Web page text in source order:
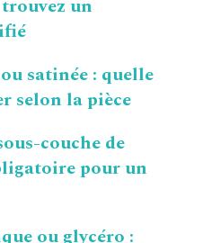
un
satinée : quelle
selon la pièce
couche de
pour un
ou glycéro :